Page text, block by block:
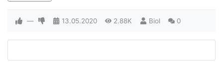
— 13.05.2020 2.88K Biol 0